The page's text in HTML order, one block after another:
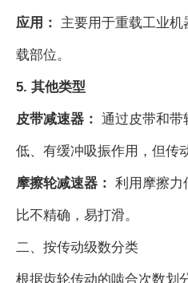
应用： 主要用于重载工业
载部位。
5. 其他类型
皮带减速器： 通过皮带和带
低、有缓冲吸振作用，但传
摩擦轮减速器： 利用摩擦力
比不精确，易打滑。
二、按传动级数分类
根据齿轮传动的啮合次数划